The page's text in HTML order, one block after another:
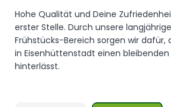
Hohe Qualität und Deine
erster Stelle. Durch unsere
Frühstücks-Bereich sorgen wir dafür,
in Eisenhüttenstadt einen bleibenden
hinterlässt.